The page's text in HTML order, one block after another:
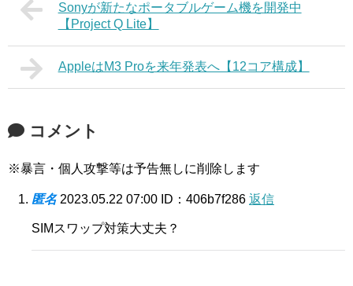
Sonyが新たなポータブルゲーム機を開発中
【Project Q Lite】
AppleはM3 Proを来年発表へ【12コア構成】
コメント
※暴言・個人攻撃等は予告無しに削除します
匿名 2023.05.22 07:00 ID：406b7f286 返信
SIMスワップ対策大丈夫？